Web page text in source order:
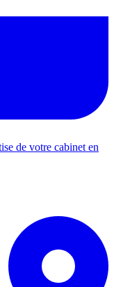
de votre cabinet en